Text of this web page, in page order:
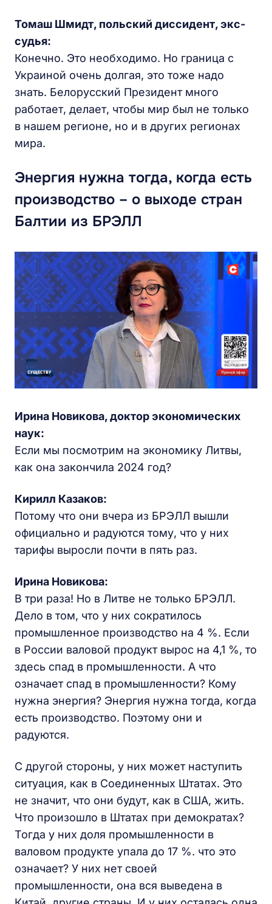
Томаш Шмидт, польский диссидент, экс-
судья:
Конечно. Это необходимо. Но граница с
Украиной очень долгая, это тоже надо
знать. Белорусский Президент много
работает, делает, чтобы мир был не только
в нашем регионе, но и в других регионах
мира.
Энергия нужна тогда, когда есть
производство – о выходе стран
Балтии из БРЭЛЛ
Ирина Новикова, доктор экономических
наук:
Если мы посмотрим на экономику Литвы,
как она закончила 2024 год?
Кирилл Казаков:
Потому что они вчера из БРЭЛЛ вышли
официально и радуются тому, что у них
тарифы выросли почти в пять раз.
Ирина Новикова:
В три раза! Но в Литве не только БРЭЛЛ.
Дело в том, что у них сократилось
промышленное производство на 4 %. Если
в России валовой продукт вырос на 4,1 %, то
здесь спад в промышленности. А что
означает спад в промышленности? Кому
нужна энергия? Энергия нужна тогда, когда
есть производство. Поэтому они и
радуются.
С другой стороны, у них может наступить
ситуация, как в Соединенных Штатах. Это
не значит, что они будут, как в США, жить.
Что произошло в Штатах при демократах?
Тогда у них доля промышленности в
валовом продукте упала до 17 %. что это
означает? У них нет своей
промышленности, она вся выведена в